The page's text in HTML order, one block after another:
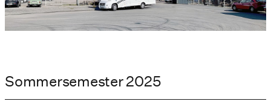
Sommersemester 2025